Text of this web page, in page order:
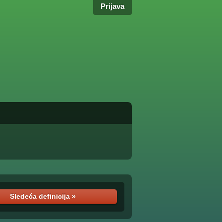
Prijava
Sledeća definicija »